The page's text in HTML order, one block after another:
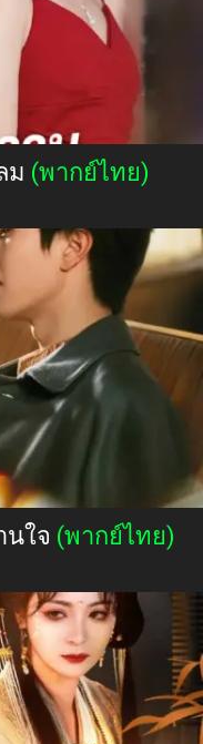
ม (พากย์ไทย)
ใจ (พากย์ไทย)